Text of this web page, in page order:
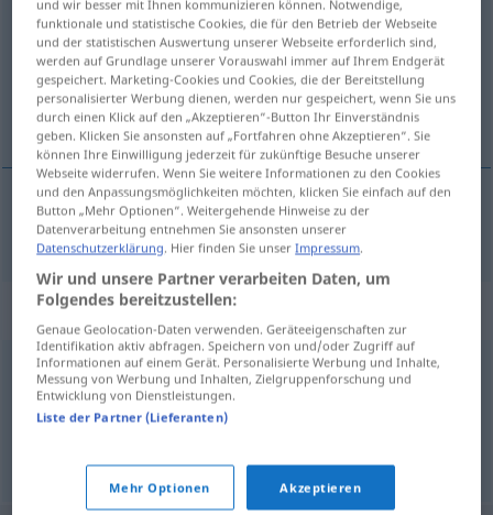
Übersicht aller Übersetzungen
(Für mehr Details die Übersetzung anklicken/antippen)
欢欣的
欢欣的 [huānxīnde] entzückt
Synonyme für "entzückt"
begeistert (von),erregt,euphorisch,überschwänglich
angetan (ugs.),hingerissen (ugs.)
© OpenThesaurus.de
und wir besser mit Ihnen kommunizieren können. Notwendige,
funktionale und statistische Cookies, die für den Betrieb der Webseite
und der statistischen Auswertung unserer Webseite erforderlich sind,
werden auf Grundlage unserer Vorauswahl immer auf Ihrem Endgerät
gespeichert. Marketing-Cookies und Cookies, die der Bereitstellung
personalisierter Werbung dienen, werden nur gespeichert, wenn Sie uns
durch einen Klick auf den „Akzeptieren“-Button Ihr Einverständnis
geben. Klicken Sie ansonsten auf „Fortfahren ohne Akzeptieren“. Sie
können Ihre Einwilligung jederzeit für zukünftige Besuche unserer
Webseite widerrufen. Wenn Sie weitere Informationen zu den Cookies
und den Anpassungsmöglichkeiten möchten, klicken Sie einfach auf den
Button „Mehr Optionen“. Weitergehende Hinweise zu der
Datenverarbeitung entnehmen Sie ansonsten unserer
Datenschutzerklärung. Hier finden Sie unserImpressum.
Wir und unsere Partner verarbeiten Daten, um
Folgendes bereitzustellen:
Genaue Geolocation-Daten verwenden. Geräteeigenschaften zur
Identifikation aktiv abfragen. Speichern von und/oder Zugriff auf
Informationen auf einem Gerät. Personalisierte Werbung und Inhalte,
Messung von Werbung und Inhalten, Zielgruppenforschung und
Entwicklung von Dienstleistungen.
Liste der Partner (Lieferanten)
Mehr Optionen Akzeptieren